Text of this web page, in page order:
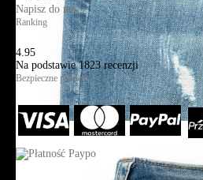
Napisz do nas
Ranking
4.95
Na podstawie1823recenzji
Bezpieczne płatności